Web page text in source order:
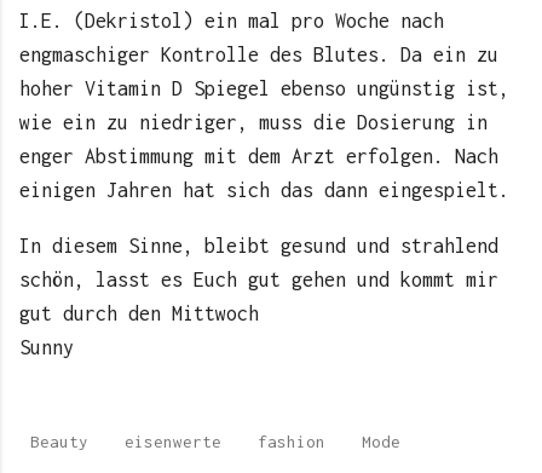
I.E. (Dekristol) ein mal pro Woche nach
engmaschiger Kontrolle des Blutes. Da ein zu
hoher Vitamin D Spiegel ebenso ungünstig ist,
wie ein zu niedriger, muss die Dosierung in
enger Abstimmung mit dem Arzt erfolgen. Nach
einigen Jahren hat sich das dann eingespielt.
In diesem Sinne, bleibt gesund und strahlend
schön, lasst es Euch gut gehen und kommt mir
gut durch den Mittwoch
Sunny
Beauty eisenwerte fashion Mode